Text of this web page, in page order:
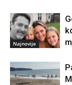
Najnovije